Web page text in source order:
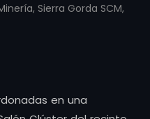
, Sierra Gorda SCM,
en una